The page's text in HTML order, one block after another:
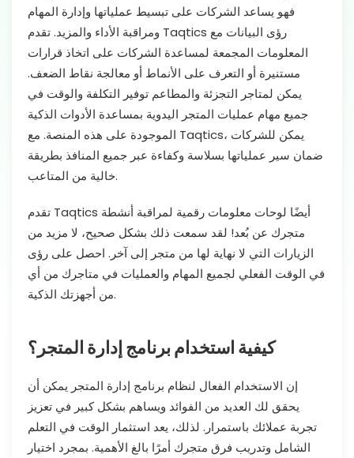
فهو يساعد الشركات على تبسيط عملياتها وإدارة المهام
ومراقبة الأداء والمزيد. تقدم Taqtics رؤى البيانات مع
المعلومات المجمعة لمساعدة الشركات على اتخاذ قرارات
مستنيرة أو التعرف على الأنماط أو معالجة نقاط الضعف.
يمكن لمتاجر التجزئة والمطاعم توفير التكلفة والوقت في
جميع مهام عمليات المتجر اليدوية بمساعدة الأدوات الذكية
الموجودة على هذه المنصة. مع Taqtics، يمكن للشركات
ضمان سير عملياتها بسلاسة وكفاءة عبر جميع المنافذ بطريقة
خالية من المتاعب.
تقدم Taqtics أيضًا لوحات معلومات رقمية لمراقبة أنشطة
متجرك عن بُعد! لقد سمعت ذلك بشكل صحيح، لا مزيد من
الزيارات التي لا نهاية لها من متجر إلى آخر. احصل على رؤى
في الوقت الفعلي لجميع المهام والعمليات في متاجرك من أي
من أجهزتك الذكية.
كيفية استخدام برنامج إدارة المتجر؟
إن الاستخدام الفعال لنظام برنامج إدارة المتجر يمكن أن
يحقق لك العديد من الفوائد ويساهم بشكل كبير في تعزيز
تجربة عملائك باستمرار. لذلك، يعد استثمار الوقت في التعلم
الشامل وتدريب فرق متجرك أمرًا بالغ الأهمية. بمجرد اختيار